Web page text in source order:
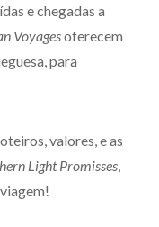
e chegadas a
Voyagesoferecem
para
valores, e as
Light Promisses